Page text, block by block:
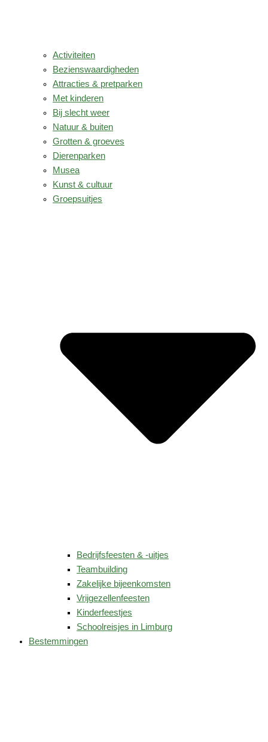
Activiteiten
Bezienswaardigheden
Attracties & pretparken
Met kinderen
Bij slecht weer
Natuur & buiten
Grotten & groeves
Dierenparken
Musea
Kunst & cultuur
Groepsuitjes
Bedrijfsfeesten & -uitjes
Teambuilding
Zakelijke bijeenkomsten
Vrijgezellenfeesten
Kinderfeestjes
Schoolreisjes in Limburg
Bestemmingen